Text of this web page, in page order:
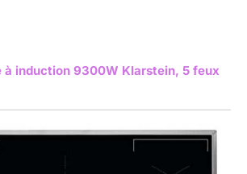
à induction 9300W Klarstein, 5 feux